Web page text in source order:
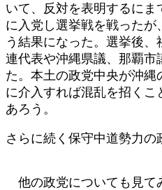
いて、反対を表明するに
に入党し選挙戦を戦った
う結果になった。選挙後
連代表や沖縄県議、那覇市
た。本土の政党中央が沖縄
に介入すれば混乱を招く
あろう。
さらに続く保守中道勢力の
他の政党についても見て